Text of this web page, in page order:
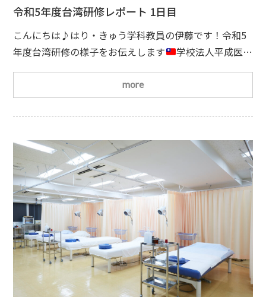
令和5年度台湾研修レポート 1日目
こんにちは♪はり・きゅう学科教員の伊藤です！令和5
年度台湾研修の様子をお伝えします
学校法人平成医療
利用して中国医薬大学で研修させてもらいます。名古屋
平成看護医療専門学校の参加者は中部国際空港から台北
桃園国際空港へ出発しました。朝から雨でしたが、出発
園国際空港で平成医療学園と宝塚医療大学のメンバー
more